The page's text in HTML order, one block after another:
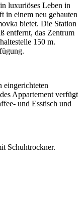
luxuriöses Leben in
in einem neu gebauten
bietet. Die Station
entfernt, das Zentrum
150 m.
Appartement verfügt
und Esstisch und
Schuhtrockner.